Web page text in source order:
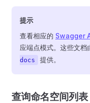
提示
查看相应的 Swagger
应端点模式。这些文
docs
提供。
查询命名空间列表